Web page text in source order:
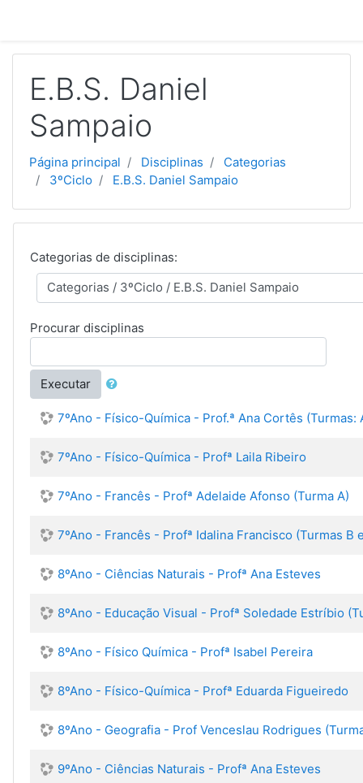
E.B.S. Daniel
Sampaio
Página principal Disciplinas
Categorias
3ºCiclo
E.B.S. Daniel Sampaio
Categorias de disciplinas:
Procurar disciplinas
Executar
7ºAno - Físico-Química - Prof.ª Ana Cortês (Turmas:
7ºAno - Físico-Química - Profª Laila Ribeiro
7ºAno - Francês - Profª Adelaide Afonso (Turma A)
7ºAno - Francês - Profª Idalina Francisco (Turmas B
8ºAno - Ciências Naturais - Profª Ana Esteves
8ºAno - Educação Visual - Profª Soledade Estríbio
8ºAno - Físico Química - Profª Isabel Pereira
8ºAno - Físico-Química - Profª Eduarda Figueiredo
8ºAno - Geografia - Prof Venceslau Rodrigues
9ºAno - Ciências Naturais - Profª Ana Esteves